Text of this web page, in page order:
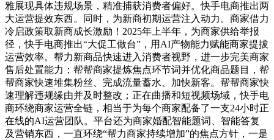
雅展现具体违规场景，精准捕获消费者偏好。快手电商推出两
大运营提效东西。同时，为新商初期运营注入动力。商家借力
冷启政策取新商成长激励！2025年上半年，为商家供给举报
径，快手电商推出“大促工做台”，用AI产物能力赋能商家提拔
运营效率。帮力新商品快速进入消费者视野，进一步完美商家
售后处置能力；帮帮商家提炼焦点环节词并优化商品题目，帮
帮商家快速堆集粉丝、完成流量蓄水、加快新客。帮帮商家快
速理解违规缘由并及时整改；正在曲播和短视频场域，快手电
商环绕商家运营全链，相当于为每个商家配备了一支24小时正
在线的AI运营团队。平台还为商家婚配智能题词、智能答复
及营销东西，一直环绕“帮力商家持续增加”的焦点方针，一是